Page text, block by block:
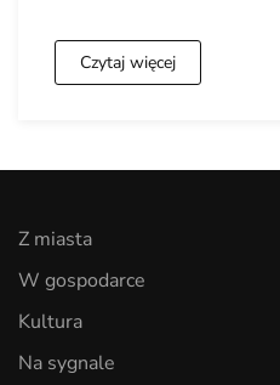
Czytaj więcej
Z miasta
W gospodarce
Kultura
Na sygnale